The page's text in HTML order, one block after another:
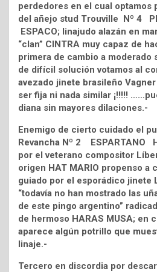
perdedores en el cual optamos
del añejo stud Trouville Nº 4
ESPACO; linajudo alazán en
“clan” CINTRA muy capaz de
primera de cambio a moderado
de difícil solución votamos al
avezado jinete brasileño Vagner
ser fija ni nada similar ¡!!!!!
diana sin mayores dilaciones.-
Enemigo de cierto cuidado el
Revancha Nº 2 ESPARTANO
por el veterano compositor
origen HAT MARIO propenso a
guiado por el esporádico jinete
“todavía no han mostrado las
de este pingo argentino”
de hermoso HARAS MUSA; en
aparece algún potrillo que
linaje.-
Tercero en discordia por